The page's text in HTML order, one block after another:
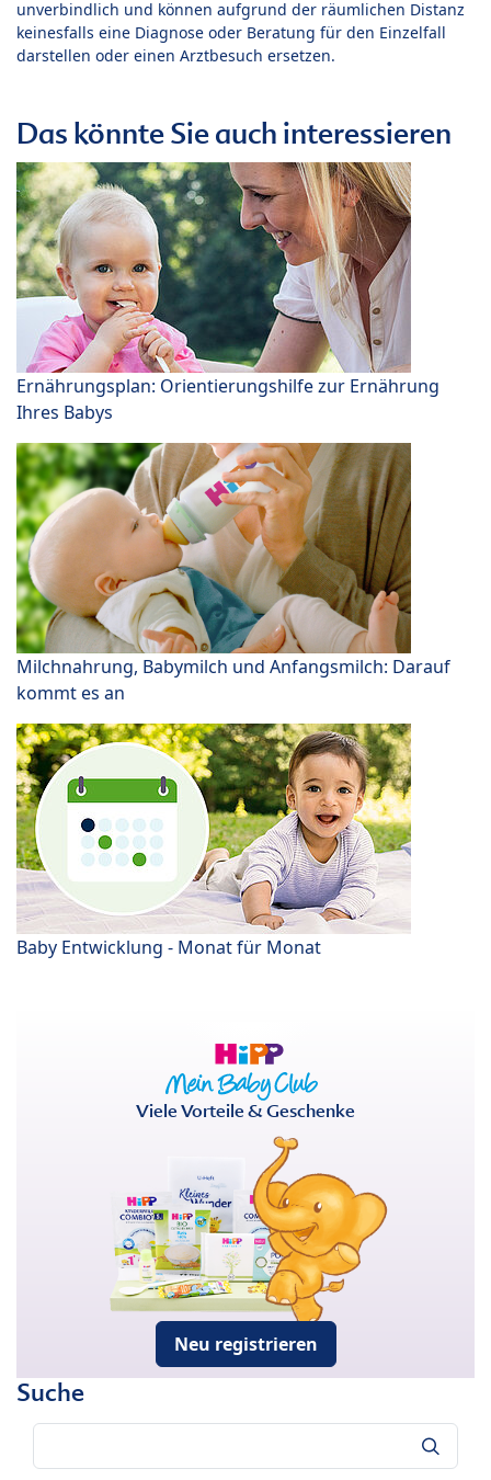
unverbindlich und können aufgrund der räumlichen Distanz
keinesfalls eine Diagnose oder Beratung für den Einzelfall
darstellen oder einen Arztbesuch ersetzen.
Das könnte Sie auch interessieren
Ernährungsplan: Orientierungshilfe zur Ernährung
Ihres Babys
Milchnahrung, Babymilch und Anfangsmilch: Darauf
kommt es an
Baby Entwicklung - Monat für Monat
Viele Vorteile & Geschenke
Neu registrieren
Suche